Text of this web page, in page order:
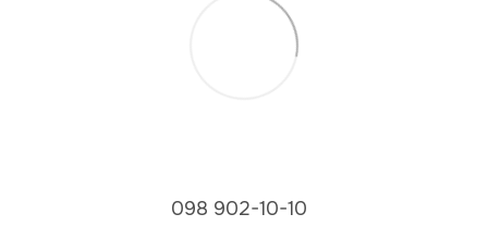
098 902-10-10